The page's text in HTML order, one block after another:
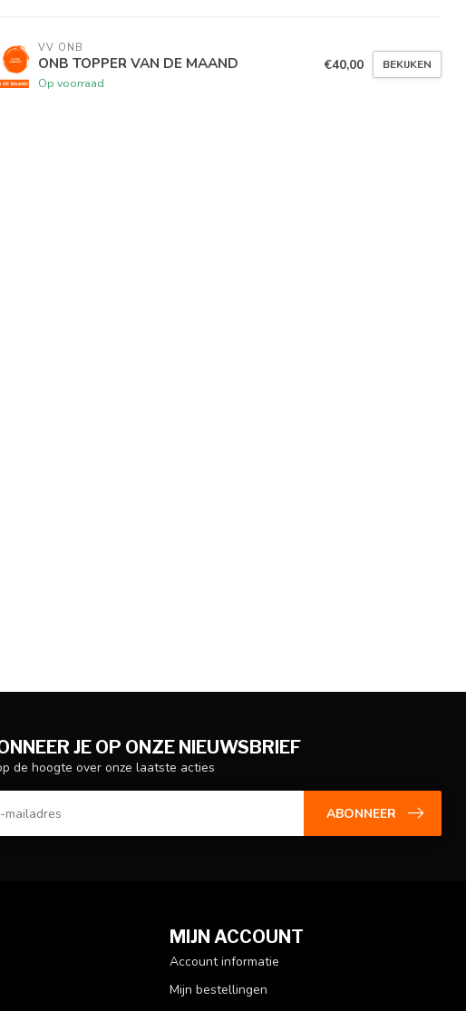
VV ONB
ONB TOPPER VAN DE MAAND
Op voorraad
€40,00 BEKIJKEN
JE OP ONZE NIEUWSBRIEF
de hoogte over onze laatste acties
ABONNEER
MIJN ACCOUNT
Account informatie
Mijn bestellingen